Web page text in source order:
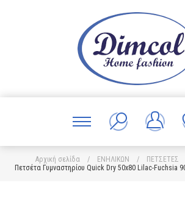
Αρχική σελίδα / ΕΝΗΛΙΚΩΝ / ΠΕΤΣΕΤΕΣ
Πετσέτα Γυμναστηρίου Quick Dry 50x80 Lilac-Fuchsia